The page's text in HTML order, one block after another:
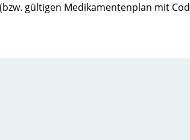
gültigen Medikamentenplan mit